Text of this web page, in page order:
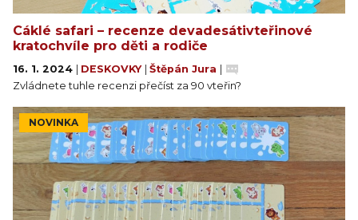
Když hráč vezme a otočí kartu obsahující vír,
vykřikne "Cákni!" a každý hráč dá kartu safari, kterou
drží, hráči po své levici.
Po uplynutí času hráči ověří celistvost své řeky a
poté spočítají body podle své bodovací karty. Hráč s
největším počtem bodů udělá velké šplouchnutí a
vyhrává hru!
Cáklé safari – recenze devadesátivteřinové
kratochvíle pro děti a rodiče
16. 1. 2024 DESKOVKY Štěpán Jura
Zvládnete tuhle recenzi přečíst za 90 vteřin?
NOVINKA